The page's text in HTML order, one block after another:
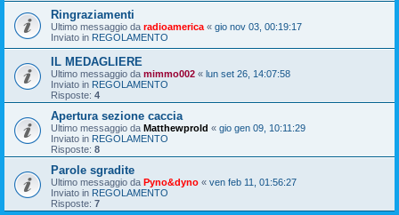
Ringraziamenti
Ultimo messaggio da radioamerica « gio nov 03, 00:19:17
Inviato in REGOLAMENTO
IL MEDAGLIERE
Ultimo messaggio da mimmo002 « lun set 26, 14:07:58
Inviato in REGOLAMENTO
Risposte: 4
Apertura sezione caccia
Ultimo messaggio da Matthewprold « gio gen 09, 10:11:29
Inviato in REGOLAMENTO
Risposte: 8
Parole sgradite
Ultimo messaggio da Pyno&dyno « ven feb 11, 01:56:27
Inviato in REGOLAMENTO
Risposte: 7